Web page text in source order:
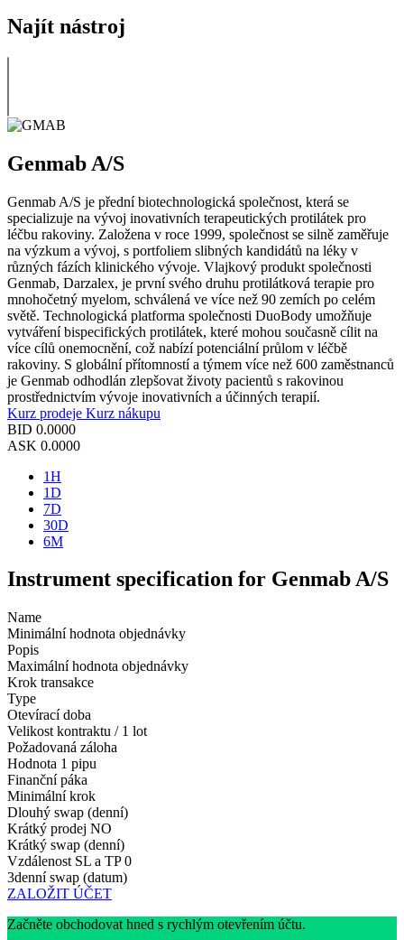
Najít nástroj
Genmab A/S
Genmab A/S je přední biotechnologická společnost, která se
specializuje na vývoj inovativních terapeutických protilátek pro
léčbu rakoviny. Založena v roce 1999, společnost se silně zaměřuje
na výzkum a vývoj, s portfoliem slibných kandidátů na léky v
různých fázích klinického vývoje. Vlajkový produkt společnosti
Genmab, Darzalex, je první svého druhu protilátková terapie pro
mnohočetný myelom, schválená ve více než 90 zemích po celém
světě. Technologická platforma společnosti DuoBody umožňuje
vytváření bispecifických protilátek, které mohou současně cílit na
více cílů onemocnění, což nabízí potenciální průlom v léčbě
rakoviny. S globální přítomností a týmem více než 600 zaměstnanců
je Genmab odhodlán zlepšovat životy pacientů s rakovinou
prostřednictvím vývoje inovativních a účinných terapií.
Kurz prodeje Kurz nákupu
BID 0.0000
ASK 0.0000
1H
1D
7D
30D
6M
Instrument specification for Genmab A/S
Name
Minimální hodnota objednávky
Popis
Maximální hodnota objednávky
Krok transakce
Type
Otevírací doba
Velikost kontraktu / 1 lot
Požadovaná záloha
Hodnota 1 pipu
Finanční páka
Minimální krok
Dlouhý swap (denní)
Krátký prodej NO
Krátký swap (denní)
Vzdálenost SL a TP 0
3denní swap (datum)
ZALOŽIT ÚČET
Začněte obchodovat hned s rychlým otevřením účtu.